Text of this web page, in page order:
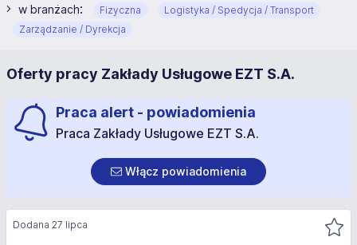
w branżach: Fizyczna
Logistyka / Spedycja / Transport
Zarządzanie / Dyrekcja
Oferty pracy Zakłady Usługowe EZT S.A.
Praca alert - powiadomienia
Praca Zakłady Usługowe EZT S.A.
Włącz powiadomienia
Dodana 27 lipca